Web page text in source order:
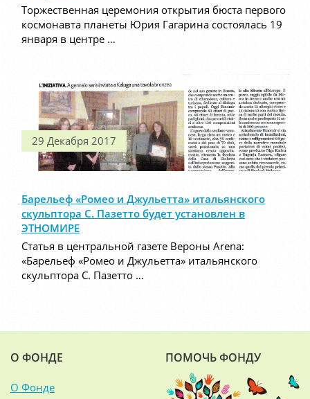
Торжественная церемония открытия бюста первого
космонавта планеты Юрия Гагарина состоялась 19
января в центре …
29 Декабря 2017
Барельеф «Ромео и Джульетта» итальянского
скульптора С. Пазетто будет установлен в
ЭТНОМИРЕ
Статья в центральной газете Вероны Arena:
«Барельеф «Ромео и Джульетта» итальянского
скульптора С. Пазетто …
О ФОНДЕ
О Фонде
ПОМОЧЬ ФОНДУ